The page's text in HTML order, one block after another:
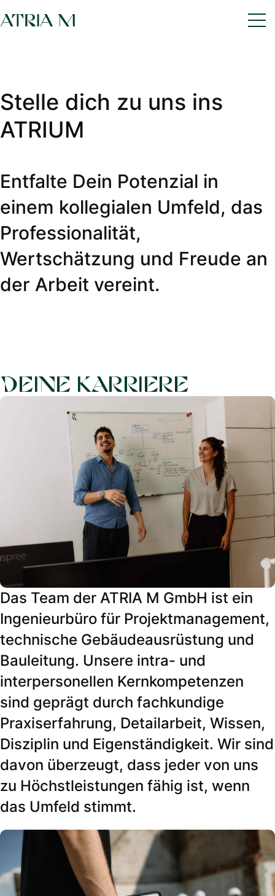
Stelle dich zu uns ins
ATRIUM
Entfalte Dein Potenzial in
einem kollegialen Umfeld, das
Professionalität,
Wertschätzung und Freude an
der Arbeit vereint.
deine karriere
Das Team der ATRIA M GmbH ist ein
Ingenieurbüro für Projektmanagement,
technische Gebäudeausrüstung und
Bauleitung. Unsere intra- und
interpersonellen Kernkompetenzen
sind geprägt durch fachkundige
Praxiserfahrung, Detailarbeit, Wissen,
Disziplin und Eigenständigkeit. Wir sind
davon überzeugt, dass jeder von uns
zu Höchstleistungen fähig ist, wenn
das Umfeld stimmt.